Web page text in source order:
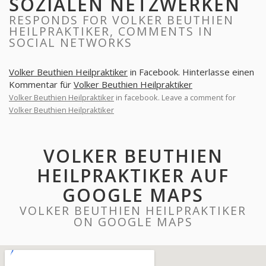
RESPONDS FOR VOLKER BEUTHIEN
HEILPRAKTIKER, COMMENTS IN
SOCIAL NETWORKS
Volker Beuthien Heilpraktiker in Facebook. Hinterlasse einen
Kommentar für Volker Beuthien Heilpraktiker
Volker Beuthien Heilpraktiker in facebook. Leave a comment for
Volker Beuthien Heilpraktiker
VOLKER BEUTHIEN
HEILPRAKTIKER AUF
GOOGLE MAPS
VOLKER BEUTHIEN HEILPRAKTIKER
ON GOOGLE MAPS